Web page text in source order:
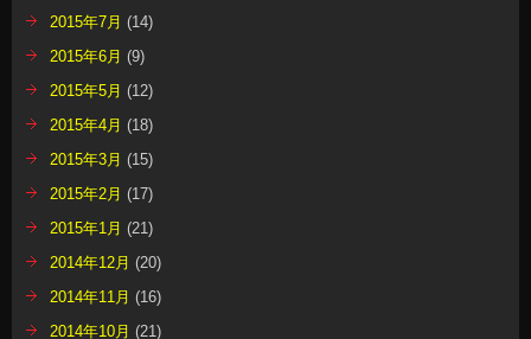
2015年7月 (14)
2015年6月 (9)
2015年5月 (12)
2015年4月 (18)
2015年3月 (15)
2015年2月 (17)
2015年1月 (21)
2014年12月 (20)
2014年11月 (16)
2014年10月 (21)